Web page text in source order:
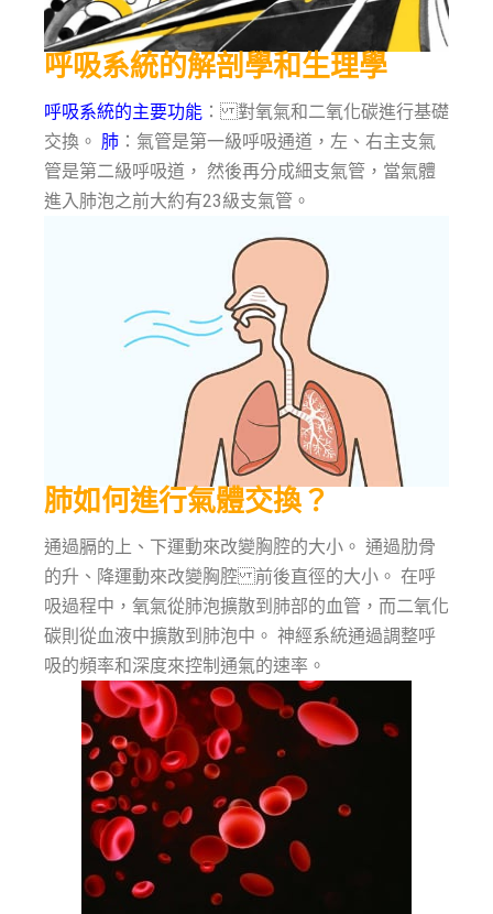
呼吸系統的解剖學和生理學
呼吸系統的主要功能 ： 對氧氣和二氧化碳進行基礎
交換。 肺 ：氣管是第一級呼吸通道，左、右主支氣
管是第二級呼吸道， 然後再分成細支氣管，當氣體
進入肺泡之前大約有23級支氣管。
肺如何進行氣體交換？
通過膈的上、下運動來改變胸腔的大小。 通過肋骨
的升、降運動來改變胸腔 前後直徑的大小。 在呼
吸過程中，氧氣從肺泡擴散到肺部的血管，而二氧化
碳則從血液中擴散到肺泡中。 神經系統通過調整呼
吸的頻率和深度來控制通氣的速率。